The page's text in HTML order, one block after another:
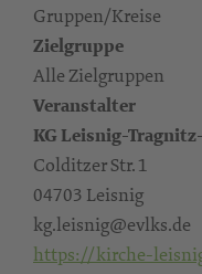
Gruppen/Kreise
Zielgruppe
Alle Zielgruppen
Veranstalter
KG Leisnig-
Colditzer Str. 1
04703 Leisnig
kg.leisnig@evlks.de
https://kirche-